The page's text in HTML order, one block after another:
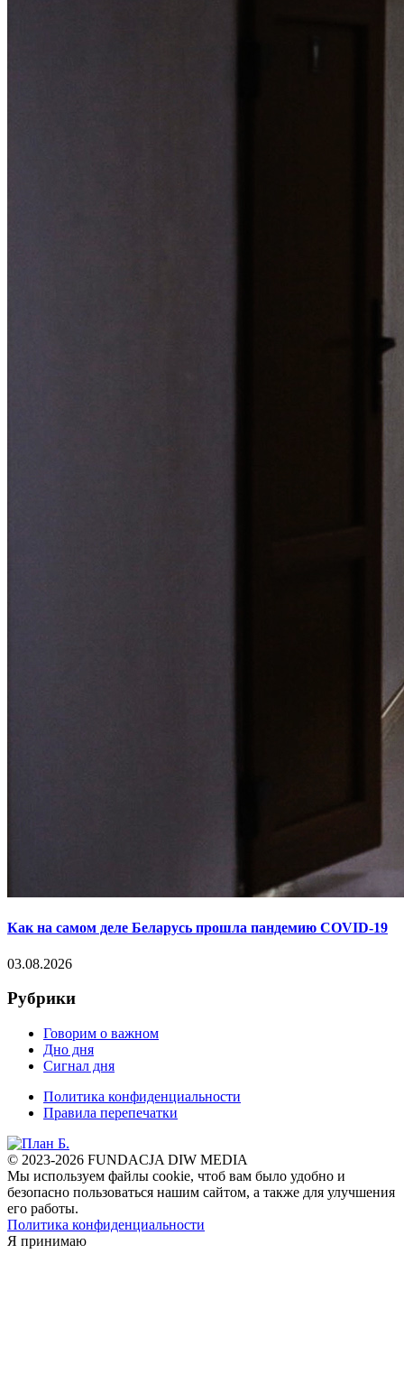
Как на самом деле Беларусь прошла пандемию COVID-19
03.08.2026
Рубрики
Говорим о важном
Дно дня
Сигнал дня
Политика конфиденциальности
Правила перепечатки
© 2023-2026 FUNDACJA DIW MEDIA
Мы используем файлы cookie, чтоб вам было удобно и
безопасно пользоваться нашим сайтом, а также для улучшения
его работы.
Политика конфиденциальности
Я принимаю